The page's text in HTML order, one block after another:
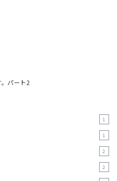
パート2
1
1
2
2